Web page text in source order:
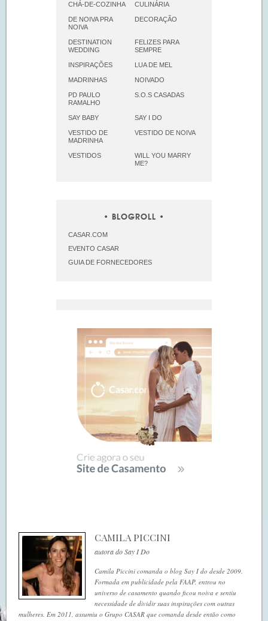
CHÁ-DE-COZINHA CULINÁRIA
DE NOIVA PRA
NOIVA
DECORAÇÃO
DESTINATION
WEDDING
FELIZES PARA
SEMPRE
INSPIRAÇÕES LUA DE MEL
MADRINHAS NOIVADO
PD PAULO
RAMALHO
S.O.S CASADAS
SAY BABY SAY I DO
VESTIDO DE
MADRINHA
VESTIDO DE NOIVA
VESTIDOS
WILL YOU MARRY
ME?
BLOGROLL
CASAR.COM
EVENTO CASAR
GUIA DE FORNECEDORES
CAMILA PICCINI
autora do Say I Do
Camila Piccini comanda o blog Say I do desde 2009.
Formada em publicidade pela FAAP, entrou no
universo de casamento quando ficou noiva e sentiu
necessidade de dividir suas inspirações com outras
mulheres. Em 2011, assumiu o Grupo CASAR que comanda desde então como